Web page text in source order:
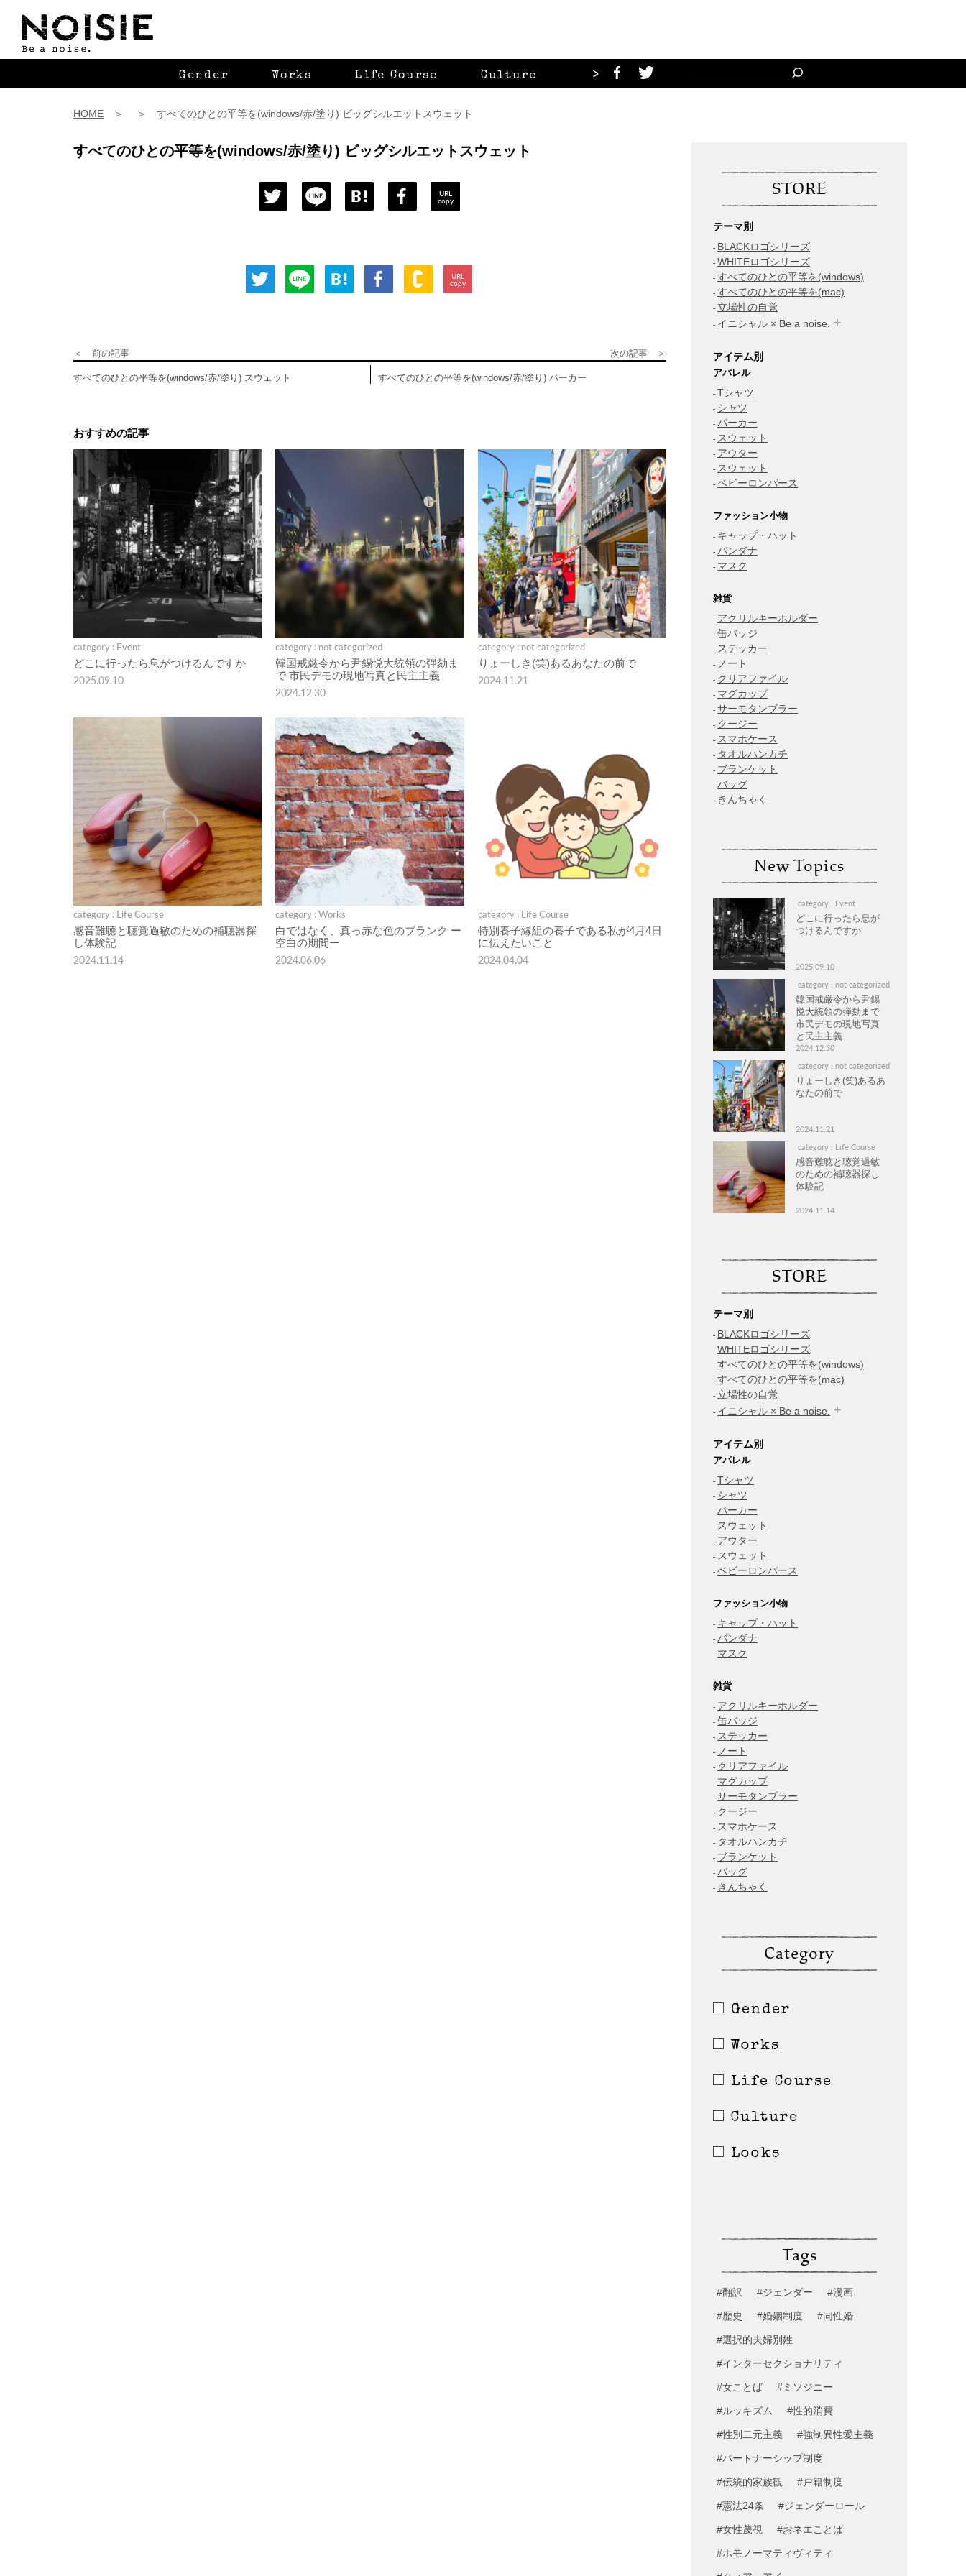
Gender Works Life Course Culture Looks
>
HOME ＞ ＞ すべてのひとの平等を(windows/赤/塗り) ビッグシルエットスウェット
すべてのひとの平等を(windows/赤/塗り) ビッグシルエットスウェット
URL
copy
URL
copy
＜ 前の記事 次の記事 ＞
すべてのひとの平等を(windows/赤/塗り) スウェット すべてのひとの平等を(windows/赤/塗り) パーカー
おすすめの記事
category : Event
どこに行ったら息がつけるんですか
2025.09.10
category : not categorized
韓国戒厳令から尹錫悦大統領の弾劾ま
で 市民デモの現地写真と民主主義
2024.12.30
category : not categorized
りょーしき(笑)あるあなたの前で
2024.11.21
category : Life Course
感音難聴と聴覚過敏のための補聴器探
し体験記
2024.11.14
category : Works
白ではなく、真っ赤な色のブランク ー
空白の期間ー
2024.06.06
category : Life Course
特別養子縁組の養子である私が4月4日
に伝えたいこと
2024.04.04
STORE
テーマ別
BLACKロゴシリーズ
WHITEロゴシリーズ
すべてのひとの平等を(windows)
すべてのひとの平等を(mac)
立場性の自覚
イニシャル × Be a noise.
アイテム別
アパレル
Tシャツ
シャツ
パーカー
スウェット
アウター
スウェット
ベビーロンパース
ファッション小物
キャップ・ハット
バンダナ
マスク
雑貨
アクリルキーホルダー
缶バッジ
ステッカー
ノート
クリアファイル
マグカップ
サーモタンブラー
クージー
スマホケース
タオルハンカチ
ブランケット
バッグ
きんちゃく
New Topics
category : Event
どこに行ったら息が
つけるんですか
2025.09.10
category : not categorized
韓国戒厳令から尹錫
悦大統領の弾劾まで
市民デモの現地写真
と民主主義
2024.12.30
category : not categorized
りょーしき(笑)あるあ
なたの前で
2024.11.21
category : Life Course
感音難聴と聴覚過敏
のための補聴器探し
体験記
2024.11.14
STORE
テーマ別
BLACKロゴシリーズ
WHITEロゴシリーズ
すべてのひとの平等を(windows)
すべてのひとの平等を(mac)
立場性の自覚
イニシャル × Be a noise.
アイテム別
アパレル
Tシャツ
シャツ
パーカー
スウェット
アウター
スウェット
ベビーロンパース
ファッション小物
キャップ・ハット
バンダナ
マスク
雑貨
アクリルキーホルダー
缶バッジ
ステッカー
ノート
クリアファイル
マグカップ
サーモタンブラー
クージー
スマホケース
タオルハンカチ
ブランケット
バッグ
きんちゃく
Category
Gender
Works
Life Course
Culture
Looks
Tags
#翻訳 #ジェンダー #漫画
#歴史 #婚姻制度 #同性婚
#選択的夫婦別姓
#インターセクショナリティ
#女ことば #ミソジニー
#ルッキズム #性的消費
#性別二元主義 #強制異性愛主義
#パートナーシップ制度
#伝統的家族観 #戸籍制度
#憲法24条 #ジェンダーロール
#女性蔑視 #おネエことば
#ホモノーマティヴィティ